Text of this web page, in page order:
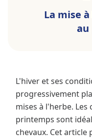
La mise
au
L'hiver et ses
progressivement
mises à l'herbe.
printemps sont
chevaux. Cet